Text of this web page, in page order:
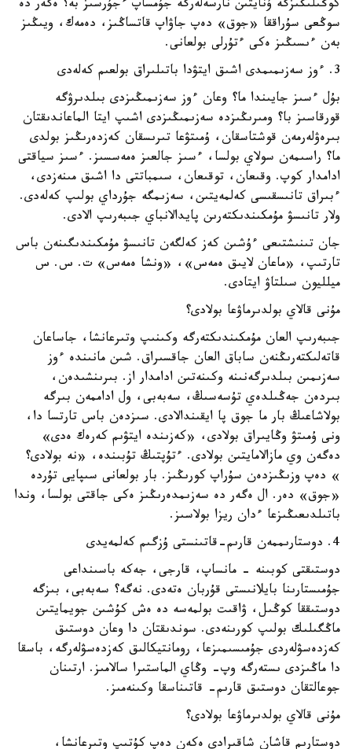
كوڭىلىڭىزگە ۇنايتىن نارسەلەرگە جۇمساپ ءجۇرسىز بە؟ ەگەر دە
سوڭعى سۇراققا «جوق» دەپ جاۋاپ قاتساڭىز، دەمەك، ويىڭىز
بەن ءىسىڭىز ەكى ءتۇرلى بولعانى.
3. ءوز سەزىمىمدى اشىق ايتۋدا باتىلىراق بولعىم كەلەدى
بۇل ءسىز جايىندا ما؟ وعان ءوز سەزىمىڭىزدى بىلدىرۋگە
قورقاسىز با؟ ومىرىڭىزدە سەزىمىڭىزدى اشىپ ايتا الماعاندىقتان
بىرەۋلەرمەن قوشتاسقان، ۇمىتۋعا تىرىسقان كەزدەرىڭىز بولدى
ما؟ راسىمەن سولاي بولسا، ءسىز جالعىز ەمەسسىز. ءسىز سياقتى
ادامدار كوپ. وقىعان، توقىعان، سىمباتتى دا اشىق مىنەزدى،
ءبىراق تانىسقىسى كەلمەيتىن، سەزىمگە جۇرداي بولىپ كەلەدى.
ولار تانىسۋ مۇمكىندىكتەرىن پايدالانباي جىبەرىپ الادى.
جان تىنىشتىعى ءۇشىن كەز كەلگەن تانىسۋ مۇمكىندىگىنەن باس
تارتىپ، «ماعان لايىق ەمەس»، «ونشا ەمەس» ت. س. س
ميلليون سىلتاۋ ايتادى.
مۇنى قالاي بولدىرماۋعا بولادى؟
جىبەرىپ العان مۇمكىندىكتەرگە وكىنىپ وتىرعانشا، جاساعان
قاتەلىكتەرىڭنەن ساباق العان جاقسىراق. شىن مانىندە ءوز
سەزىمىن بىلدىرگەنىنە وكىنەتىن ادامدار از. بىرىنشىدەن،
بىردەن جەڭىلدەي تۇسەسىڭ، سەبەبى، ول اداممەن بىرگە
بولاشاعىڭ بار ما جوق پا ايقىندالادى. سىزدەن باس تارتسا دا،
ونى ۇمىتۋ وڭايىراق بولادى، «كەزىندە ايتۋىم كەرەك ەدى»
دەگەن وي مازالامايتىن بولادى. ءتۇپتىڭ تۇبىندە، «نە بولادى؟
» دەپ وزىڭىزدەن سۇراپ كورىڭىز. بار بولعانى سىپايى تۇردە
«جوق» دەر. ال ەگەر دە سەزىمدەرىڭىز ەكى جاقتى بولسا، وندا
باتىلدىعىڭىزعا ءدان ريزا بولاسىز.
4. دوستارىممەن قارىم-قاتىنستى ۇزگىم كەلمەيدى
دوستىقتى كوبىنە - مانساپ، قارجى، جەكە باسىنداعى
جۇمىستارىنا بايلانىستى قۇربان ەتەدى. نەگە؟ سەبەبى، بىزگە
دوستىققا كوڭىل، ۋاقىت بولمەسە دە ەش كۇشىن جويمايتىن
ماڭگىلىك بولىپ كورىنەدى. سوندىقتان دا وعان دوستىق
كەزدەسۋلەردى جۇمىسىمىزعا، رومانتيكالىق كەزدەسۋلەرگە، باسقا
دا ماڭىزدى ىستەرگە وپ- وڭاي الماستىرا سالامىز. ارتىنان
جوعالتقان دوستىق قارىم- قاتىناسقا وكىنەمىز.
مۇنى قالاي بولدىرماۋعا بولادى؟
دوستارىم قاشان شاقىرادى ەكەن دەپ كۇتىپ وتىرعانشا،